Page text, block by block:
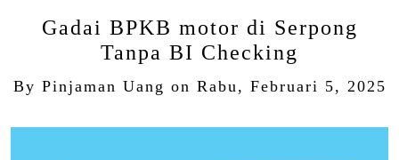
Gadai BPKB motor di Serpong
Tanpa BI Checking
By Pinjaman Uang on Rabu, Februari 5, 2025